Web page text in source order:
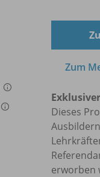
Zum
Dieses
erworben